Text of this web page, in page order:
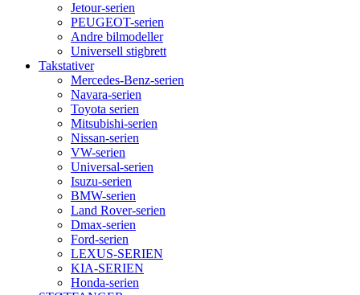
Jetour-serien
PEUGEOT-serien
Andre bilmodeller
Universell stigbrett
Takstativer
Mercedes-Benz-serien
Navara-serien
Toyota serien
Mitsubishi-serien
Nissan-serien
VW-serien
Universal-serien
Isuzu-serien
BMW-serien
Land Rover-serien
Dmax-serien
Ford-serien
LEXUS-SERIEN
KIA-SERIEN
Honda-serien